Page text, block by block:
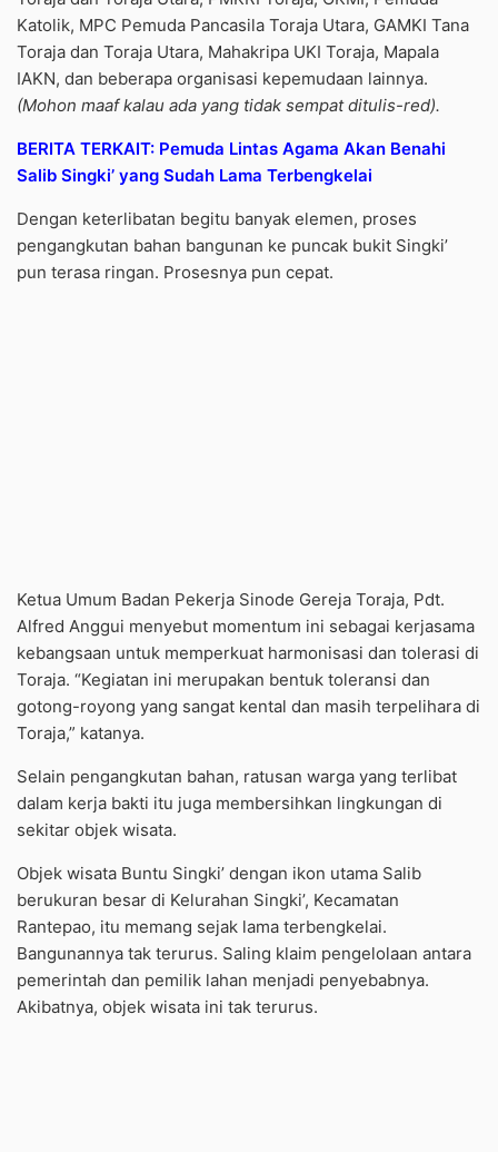
Katolik, MPC Pemuda Pancasila Toraja Utara, GAMKI Tana
Toraja dan Toraja Utara, Mahakripa UKI Toraja, Mapala
IAKN, dan beberapa organisasi kepemudaan lainnya.
(Mohon maaf kalau ada yang tidak sempat ditulis-red).
BERITA TERKAIT: Pemuda Lintas Agama Akan Benahi
Salib Singki’ yang Sudah Lama Terbengkelai
Dengan keterlibatan begitu banyak elemen, proses
pengangkutan bahan bangunan ke puncak bukit Singki’
pun terasa ringan. Prosesnya pun cepat.
Ketua Umum Badan Pekerja Sinode Gereja Toraja, Pdt.
Alfred Anggui menyebut momentum ini sebagai kerjasama
kebangsaan untuk memperkuat harmonisasi dan tolerasi di
Toraja. “Kegiatan ini merupakan bentuk toleransi dan
gotong-royong yang sangat kental dan masih terpelihara di
Toraja,” katanya.
Selain pengangkutan bahan, ratusan warga yang terlibat
dalam kerja bakti itu juga membersihkan lingkungan di
sekitar objek wisata.
Objek wisata Buntu Singki’ dengan ikon utama Salib
berukuran besar di Kelurahan Singki’, Kecamatan
Rantepao, itu memang sejak lama terbengkelai.
Bangunannya tak terurus. Saling klaim pengelolaan antara
pemerintah dan pemilik lahan menjadi penyebabnya.
Akibatnya, objek wisata ini tak terurus.